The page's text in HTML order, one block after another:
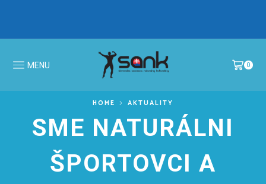
MENU 0
HOME AKTUALITY
SME NATURÁLNI
ŠPORTOVCI A